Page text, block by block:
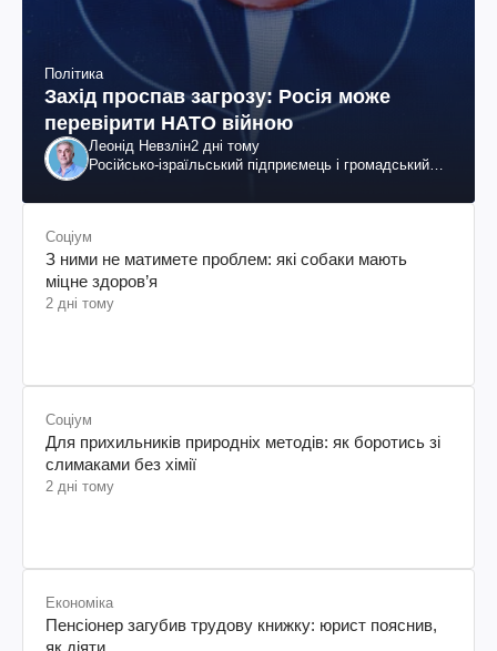
Політика
Захід проспав загрозу: Росія може
перевірити НАТО війною
Леонід Невзлін2 дні тому
Російсько-ізраїльський підприємець і громадський
Соціум
З ними не матимете проблем: які собаки мають
міцне здоров’я
2 дні тому
Соціум
Для прихильників природніх методів: як боротись зі
слимаками без хімії
2 дні тому
Економіка
Пенсіонер загубив трудову книжку: юрист пояснив,
як діяти